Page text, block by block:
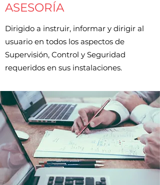
ASESORÍA
Dirigido a instruir, informar y dirigir al
usuario en todos los aspectos de
Supervisión, Control y Seguridad
requeridos en sus instalaciones.